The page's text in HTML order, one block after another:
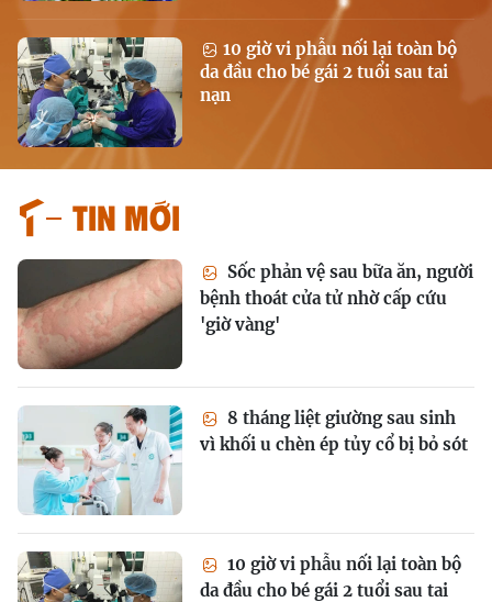
10 giờ vi phẫu nối lại toàn bộ
da đầu cho bé gái 2 tuổi sau tai
nạn
Tin mới
Sốc phản vệ sau bữa ăn, người
bệnh thoát cửa tử nhờ cấp cứu
'giờ vàng'
8 tháng liệt giường sau sinh
vì khối u chèn ép tủy cổ bị bỏ sót
10 giờ vi phẫu nối lại toàn bộ
da đầu cho bé gái 2 tuổi sau tai